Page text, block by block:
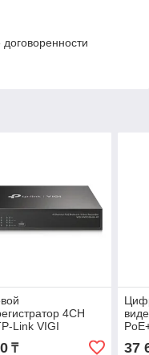
4CH
Link VIGI
4P
₸ 37